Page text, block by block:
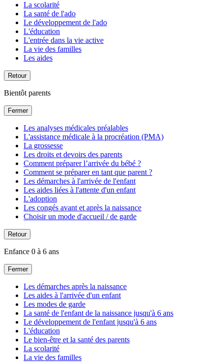
La scolarité
La santé de l'ado
Le développement de l'ado
L'éducation
L'entrée dans la vie active
La vie des familles
Les aides
Retour
Bientôt parents
Fermer
Les analyses médicales préalables
L'assistance médicale à la procréation (PMA)
La grossesse
Les droits et devoirs des parents
Comment préparer l’arrivée du bébé ?
Comment se préparer en tant que parent ?
Les démarches à l'arrivée de l'enfant
Les aides liées à l'attente d'un enfant
L'adoption
Les congés avant et après la naissance
Choisir un mode d'accueil / de garde
Retour
Enfance 0 à 6 ans
Fermer
Les démarches après la naissance
Les aides à l'arrivée d'un enfant
Les modes de garde
La santé de l'enfant de la naissance jusqu'à 6 ans
Le développement de l'enfant jusqu'à 6 ans
L'éducation
Le bien-être et la santé des parents
La scolarité
La vie des familles